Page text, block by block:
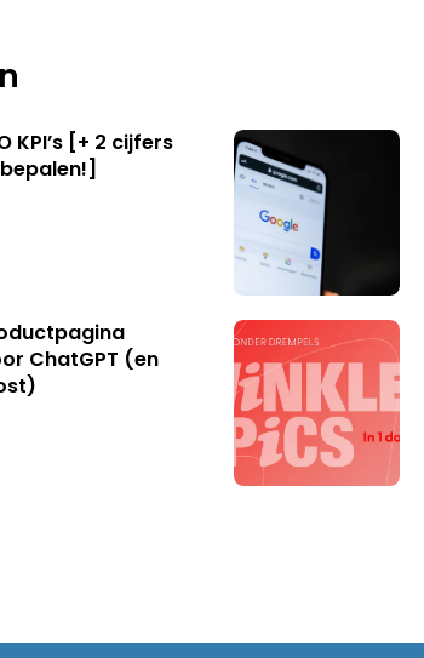
KPI’s [+ 2 cijfers
ChatGPT (en